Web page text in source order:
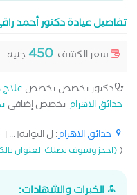
تفاصيل عيادة دكتور أحمد
سعر الكشف:450 جنيه
دكتور تخصص تخصص
حدائق الاهرام تخصص إضافي
حدائق الاهرام: ل البوابة[...]
((احجز وسوف يصلك العنوان